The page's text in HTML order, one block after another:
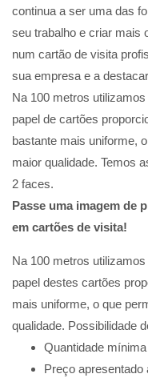
continua a ser uma das
seu trabalho e criar mais
num cartão de visita
sua empresa e a
Na 100 metros
papel de cartões
bastante mais uniforme,
maior qualidade. Temos
2 faces.
Passe uma imagem de
em cartões de visita!
Na 100 metros utilizamos
papel destes cartões
mais uniforme, o que
qualidade. Possibilidade
Quantidade
Preço apresentado